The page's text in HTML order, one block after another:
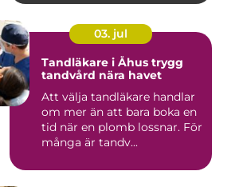
03. jul
Tandläkare i Åhus trygg
tandvård nära havet
Att välja tandläkare handlar
om mer än att bara boka en
tid när en plomb lossnar. För
många är tandv...